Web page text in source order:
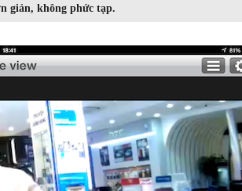
giản, không phức tạp.